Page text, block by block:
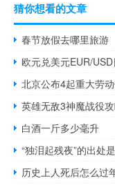
猜你想看的文章
春节放假去哪里旅游
欧元兑美元EUR/
北京公布4起重大劳
英雄无敌3神魔战役
白酒一斤多少毫升
“独泪起残夜”的出处
历史上人死后怎么过